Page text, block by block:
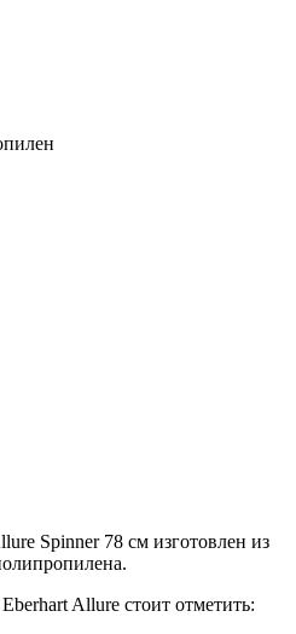
Spinner 78 см изготовлен из
Allure стоит отметить: